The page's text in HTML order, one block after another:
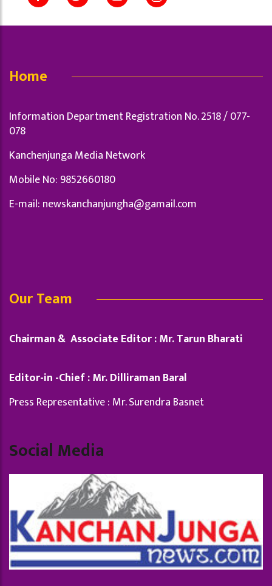
Home
Information Department Registration No. 2518 / 077-
078
Kanchenjunga Media Network
Mobile No: 9852660180
E-mail: newskanchanjungha@gamail.com
Our Team
Chairman & Associate Editor : Mr. Tarun Bharati
Editor-in -Chief : Mr. Dilliraman Baral
Press Representative : Mr. Surendra Basnet
Social Media